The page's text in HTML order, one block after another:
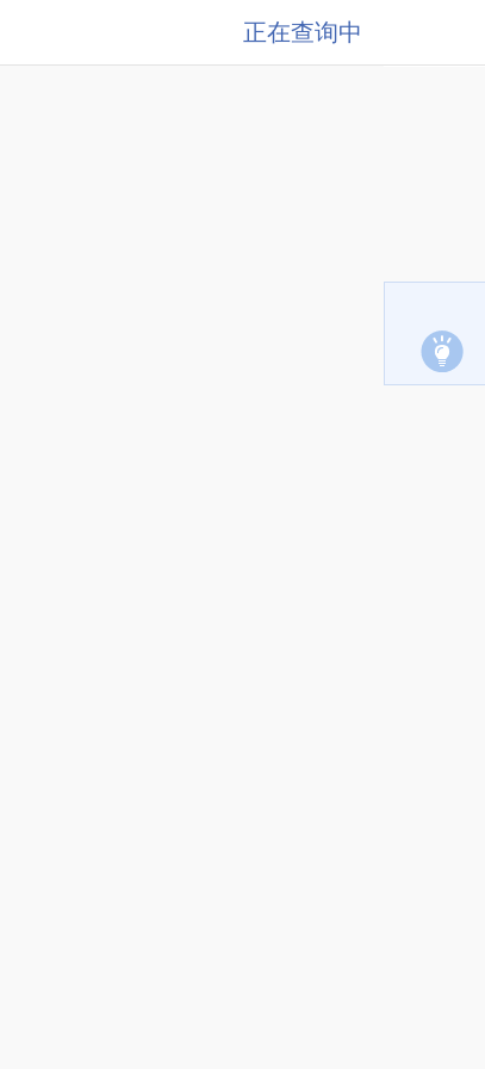
正在查询中